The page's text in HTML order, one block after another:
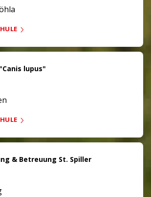
lupus"
& Betreuung St. Spiller